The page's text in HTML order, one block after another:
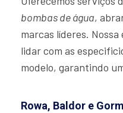
bombas de água,
marcas líderes.
lidar com as
modelo, garantindo
Rowa, Baldor e